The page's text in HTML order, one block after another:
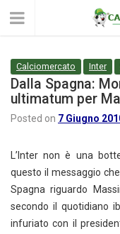
Calciomercato Inter
Dalla Spagna:
ultimatum per
Posted on 7 Giugno
L’Inter non è una
questo il messaggio
Spagna riguardo
secondo il quotidiano
infuriato con il